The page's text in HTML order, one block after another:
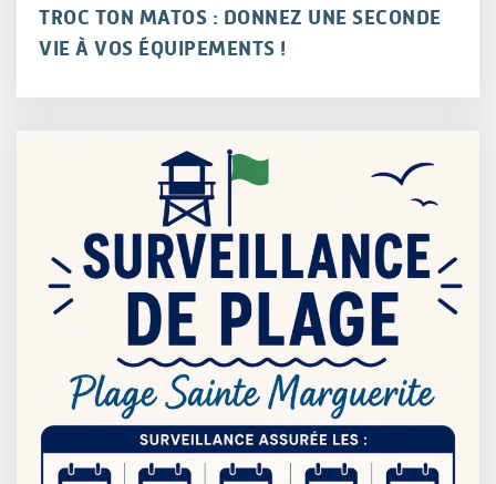
TROC TON MATOS : DONNEZ UNE SECONDE
VIE À VOS ÉQUIPEMENTS !